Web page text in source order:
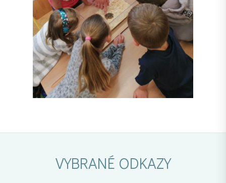
VYBRANÉ ODKAZY